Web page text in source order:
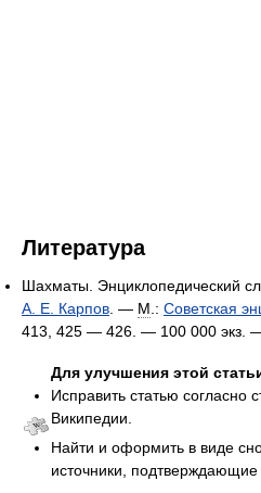
Литература
Шахматы. Энциклопедический
А. Е. Карпов . — М .: Советская
413, 425 — 426. — 100 000 экз.
Для улучшения этой
Исправить статью согласно
Википедии.
Найти и оформить в виде
источники, подтверждающие